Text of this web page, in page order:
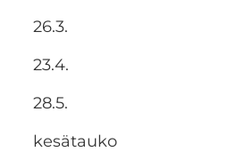
26.3.
23.4.
28.5.
kesätauko